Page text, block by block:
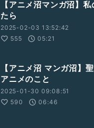
【アニメ沼マンガ沼】
たら
2025-02-03 13:52:42
555
05:21
【アニメ沼 マンガ沼】
アニメのこと
2025-01-30 09:08:51
590
06:46